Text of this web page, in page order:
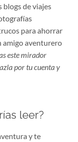
blogs de viajes
para ahorrar
amigo aventurero
este mirador
por tu cuenta y
leer?
y te